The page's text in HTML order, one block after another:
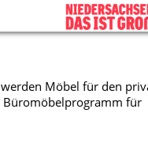
Möbel für den
Büromöbelprogramm für